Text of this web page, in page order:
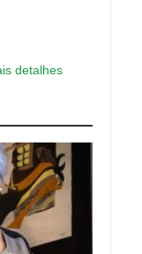
detalhes